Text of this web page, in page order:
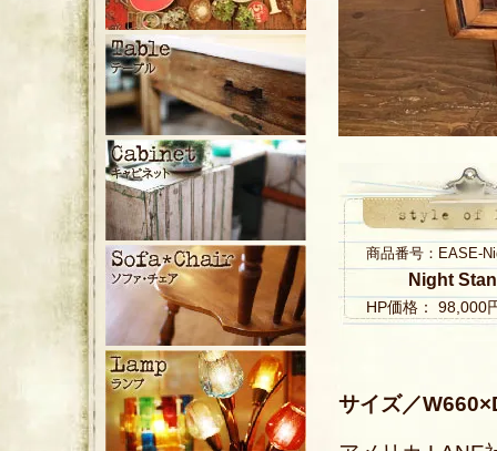
商品番号：EASE-
Night
HP価格： 98,000
サイズ／